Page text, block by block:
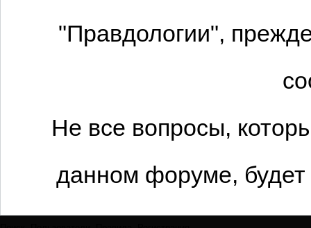
"Правдологии",
Не все вопросы,
данном форуме,